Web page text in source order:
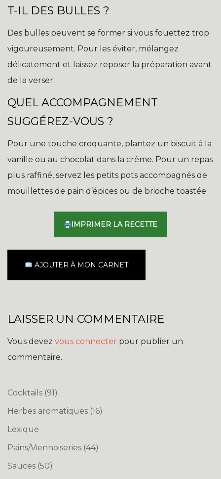
T-IL DES BULLES ?
Des bulles peuvent se former si vous fouettez trop
vigoureusement. Pour les éviter, mélangez
délicatement et laissez reposer la préparation avant
de la verser.
QUEL ACCOMPAGNEMENT
SUGGÉREZ-VOUS ?
Pour une touche croquante, plantez un biscuit à la
vanille ou au chocolat dans la crème. Pour un repas
plus raffiné, servez les petits pots accompagnés de
mouillettes de pain d’épices ou de brioche toastée.
IMPRIMER LA RECETTE
AJOUTER À MON CARNET
LAISSER UN COMMENTAIRE
Vous devez vous connecter pour publier un
commentaire.
Cocktails (91)
Herbes aromatiques (16)
Lexique
Pains/Viennoiseries (44)
Sauces (50)